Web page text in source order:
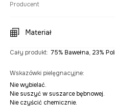
Producent
Materiał
Cały produkt: 75% Bawełna, 23%
Wskazówki pielęgnacyjne:
Nie wybielać.
Nie suszyć w suszarce bębnowej.
Nie czyścić chemicznie.